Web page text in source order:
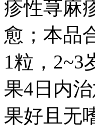
疹性荨麻
愈；本品
1粒，2~3
果4日内
果好且无